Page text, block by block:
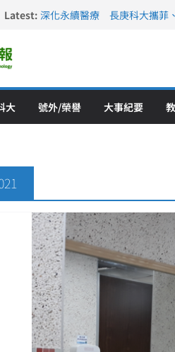
Latest: 深化永續醫療 長庚科大攜菲
大 號外/榮譽 大事紀要